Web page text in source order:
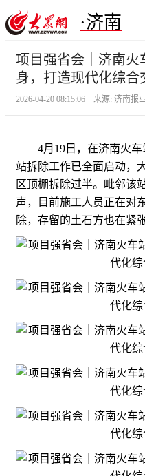
·济南
项目强省会｜济南火
身，打造现代化综合
2026-04-20 08:15:06 来源: 济南
4月19日，在济南火车
站拆除工作已全面启动，
区顶棚拆除过半。毗邻该
声，目前施工人员正在对
除，存留的土石方也在紧